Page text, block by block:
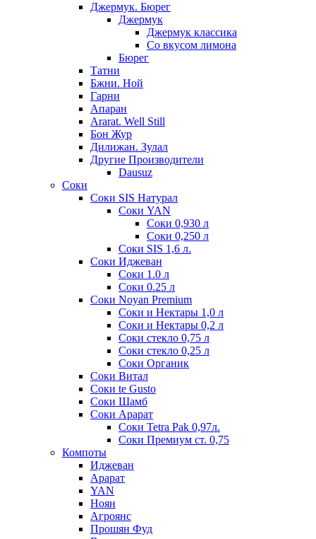
Джермук. Бюрег
Джермук
Джермук классика
Со вкусом лимона
Бюрег
Татни
Бжни. Ной
Гарни
Апаран
Ararat. Well Still
Бон Жур
Дилижан. Зулал
Другие Производители
Dausuz
Соки
Соки SIS Натурал
Соки YAN
Соки 0,930 л
Соки 0,250 л
Соки SIS 1,6 л.
Соки Иджеван
Соки 1.0 л
Соки 0.25 л
Соки Noyan Premium
Соки и Нектары 1,0 л
Соки и Нектары 0,2 л
Соки стекло 0,75 л
Соки стекло 0,25 л
Соки Органик
Соки Витал
Соки te Gusto
Соки Шамб
Соки Арарат
Соки Tetra Pak 0,97л.
Соки Премиум ст. 0,75
Компоты
Иджеван
Арарат
YAN
Ноян
Агроянс
Прошян Фуд